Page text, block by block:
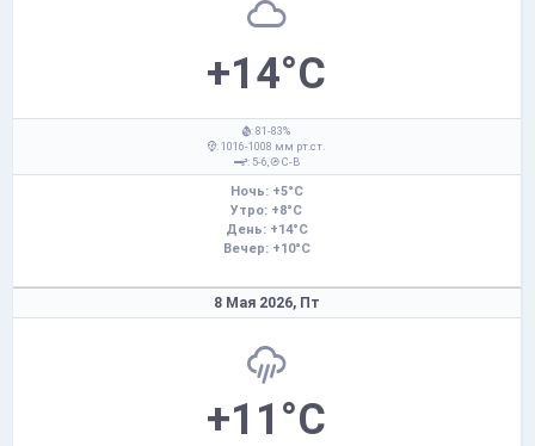
+14°C
: 81-83%
: 1016-1008 мм рт.ст.
: 5-6,
С-В
Ночь: +5°C
Утро: +8°C
День: +14°C
Вечер: +10°C
8 Мая 2026, Пт
+11°C